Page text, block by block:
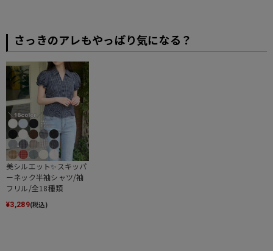
さっきのアレもやっぱり気になる？
美シルエット✨スキッパ
ーネック半袖シャツ/袖
フリル/全18種類
¥3,289(税込)